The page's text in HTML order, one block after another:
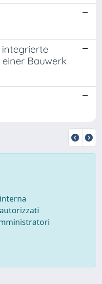
integrierte
Bauwerk